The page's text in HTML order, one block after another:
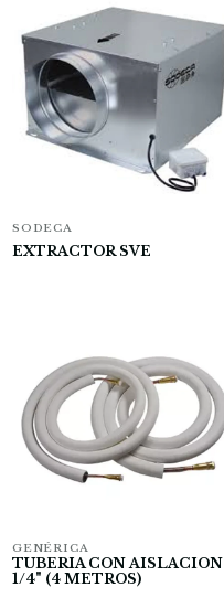
SODECA
EXTRACTOR SVE
GENÉRICA
TUBERIA CON AISLACION
1/4" (4 METROS)